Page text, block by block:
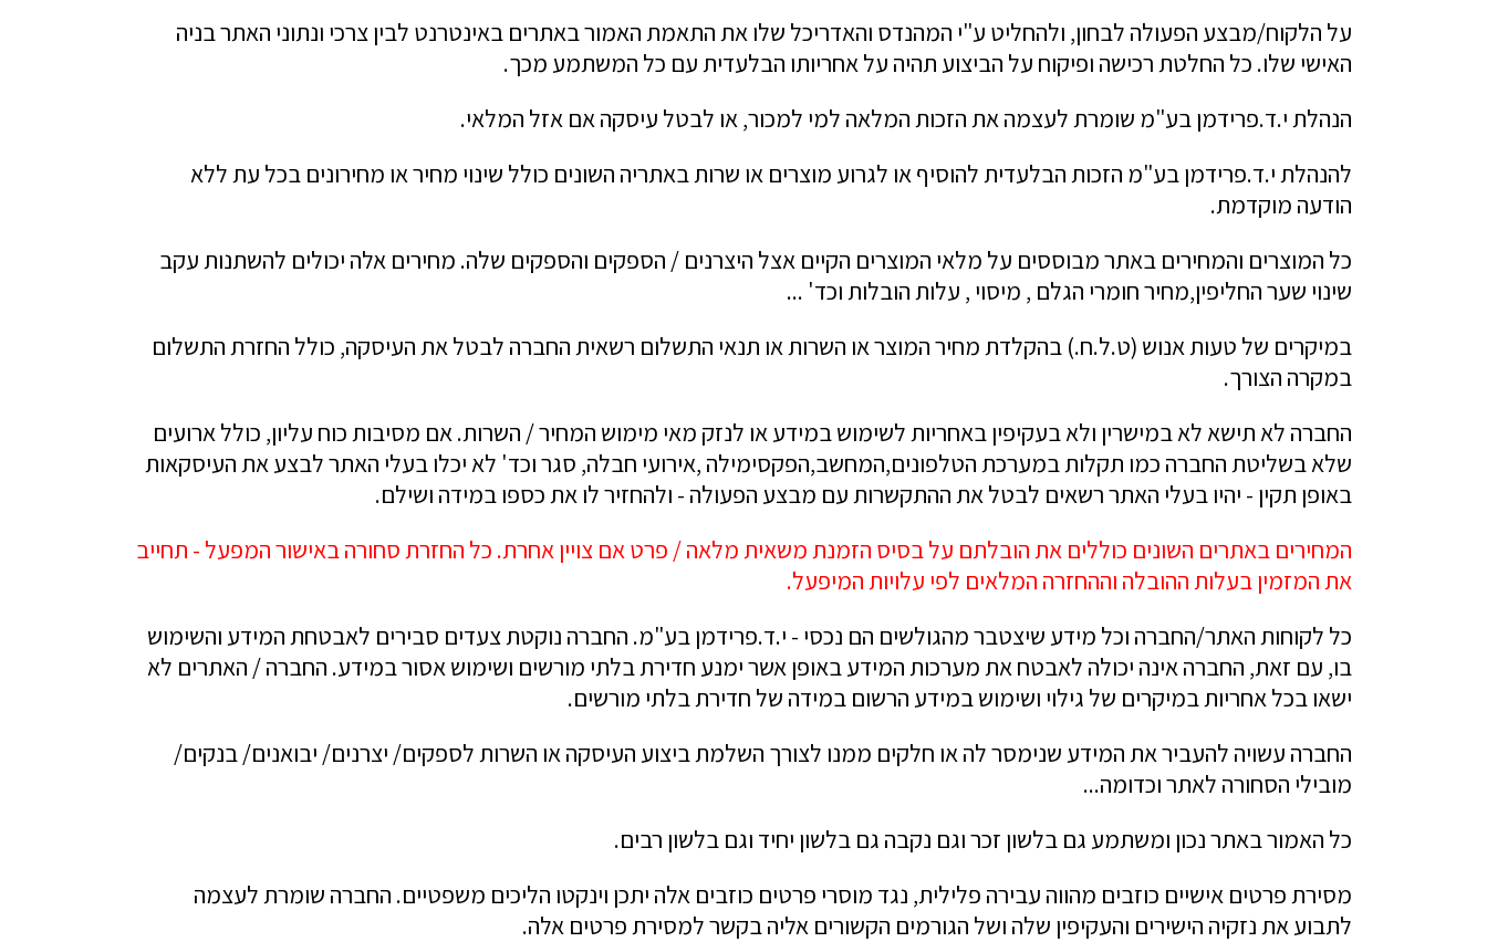
על הלקוח/מבצע הפעולה לבחון, ולהחליט ע"י המהנדס והאדריכל שלו את התאמת האמור באתרים באינטרנט לבין צרכי ונתוני האתר בניה
האישי שלו. כל החלטת רכישה ופיקוח על הביצוע תהיה על אחריותו הבלעדית עם כל המשתמע מכך.
הנהלת י.ד.פרידמן בע"מ שומרת לעצמה את הזכות המלאה למי למכור, או לבטל עיסקה אם אזל המלאי.
להנהלת י.ד.פרידמן בע"מ הזכות הבלעדית להוסיף או לגרוע מוצרים או שרות באתריה השונים כולל שינוי מחיר או מחירונים בכל עת ללא
הודעה מוקדמת.
כל המוצרים והמחירים באתר מבוססים על מלאי המוצרים הקיים אצל היצרנים / הספקים והספקים שלה. מחירים אלה יכולים להשתנות עקב
שינוי שער החליפין,מחיר חומרי הגלם , מיסוי , עלות הובלות וכד' ...
במיקרים של טעות אנוש (ט.ל.ח.) בהקלדת מחיר המוצר או השרות או תנאי התשלום רשאית החברה לבטל את העיסקה, כולל החזרת התשלום
במקרה הצורך.
החברה לא תישא לא במישרין ולא בעקיפין באחריות לשימוש במידע או לנזק מאי מימוש המחיר / השרות. אם מסיבות כוח עליון, כולל ארועים
שלא בשליטת החברה כמו תקלות במערכת הטלפונים,המחשב,הפקסימילה ,אירועי חבלה, סגר וכד' לא יכלו בעלי האתר לבצע את העיסקאות
באופן תקין - יהיו בעלי האתר רשאים לבטל את ההתקשרות עם מבצע הפעולה - ולהחזיר לו את כספו במידה ושילם.
המחירים באתרים השונים כוללים את הובלתם על בסיס הזמנת משאית מלאה / פרט אם צויין אחרת. כל החזרת סחורה באישור המפעל - תחייב
את המזמין בעלות ההובלה וההחזרה המלאים לפי עלויות המיפעל.
כל לקוחות האתר/החברה וכל מידע שיצטבר מהגולשים הם נכסי - י.ד.פרידמן בע"מ. החברה נוקטת צעדים סבירים לאבטחת המידע והשימוש
בו, עם זאת, החברה אינה יכולה לאבטח את מערכות המידע באופן אשר ימנע חדירת בלתי מורשים ושימוש אסור במידע. החברה / האתרים לא
ישאו בכל אחריות במיקרים של גילוי ושימוש במידע הרשום במידה של חדירת בלתי מורשים.
החברה עשויה להעביר את המידע שנימסר לה או חלקים ממנו לצורך השלמת ביצוע העיסקה או השרות לספקים/ יצרנים/ יבואנים/ בנקים/
מובילי הסחורה לאתר וכדומה...
כל האמור באתר נכון ומשתמע גם בלשון זכר וגם נקבה גם בלשון יחיד וגם בלשון רבים.
מסירת פרטים אישיים כוזבים מהווה עבירה פלילית, נגד מוסרי פרטים כוזבים אלה יתכן וינקטו הליכים משפטיים. החברה שומרת לעצמה
לתבוע את נזקיה הישירים והעקיפין שלה ושל הגורמים הקשורים אליה בקשר למסירת פרטים אלה.